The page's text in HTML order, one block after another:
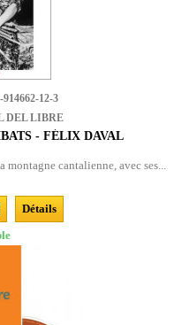
914662-12-3
DEL LIBRE
- FÉLIX DAVAL
cantalienne, avec ses...
Détails